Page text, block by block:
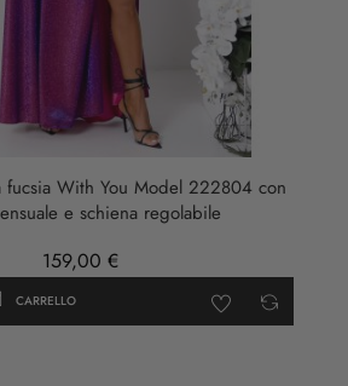
With You Model 222804 con
e schiena regolabile
159,00 €
CARRELLO